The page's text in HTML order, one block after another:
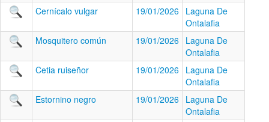
Cernícalo vulgar
19/01/2026 Laguna De
Ontalafia
Mosquitero común
19/01/2026 Laguna De
Ontalafia
Cetia ruiseñor
19/01/2026 Laguna De
Ontalafia
Estornino negro
19/01/2026 Laguna De
Ontalafia